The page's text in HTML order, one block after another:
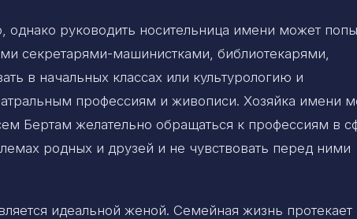
руководить носительница имени может
секретарями-машинистками, библиотекарями,
в начальных классах или культурологию и
профессиям и живописи. Хозяйка имени
Бертам желательно обращаться к профессиям в
родных и друзей и не чувствовать перед ними
идеальной женой. Семейная жизнь протекает